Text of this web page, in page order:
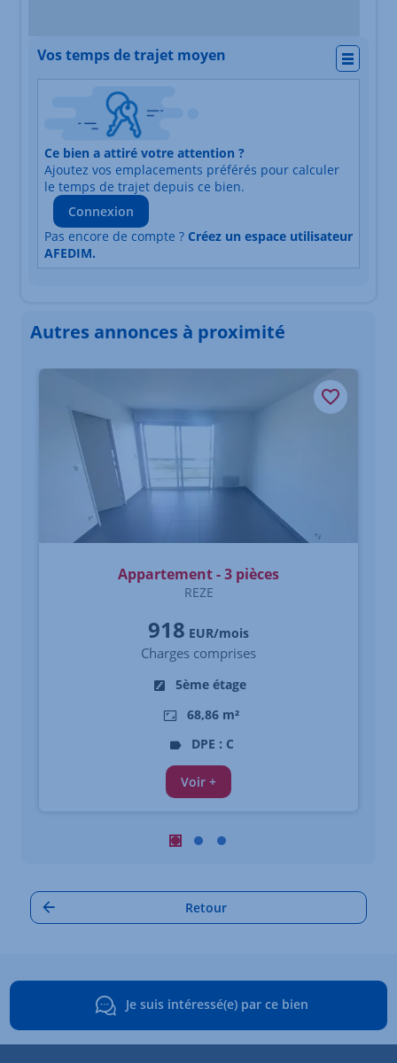
Vos temps de trajet moyen
Nature du lieu
Adresse
Durée du trajet en voiture
Durée du trajet en
Ce bien a attiré votre attention ?
Ajoutez vos emplacements préférés pour calculer
le temps de trajet depuis ce bien.
Connexion
Pas encore de compte ? Créez un espace utilisateur
AFEDIM.
Autres annonces à proximité
Carrousel : Autres annonces à
Carrousel : Autres annonces à
Carrousel : Autres
Élément 1 sur 3
Appartement - 3 pièces
REZE
918 EUR/mois
Charges comprises
5ème étage
68,86 m²
DPE : C
Voir +
Retour
Je suis intéressé(e) par ce bien